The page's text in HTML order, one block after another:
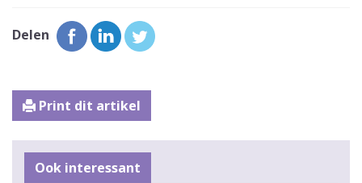
Delen
Print dit artikel
Ook interessant